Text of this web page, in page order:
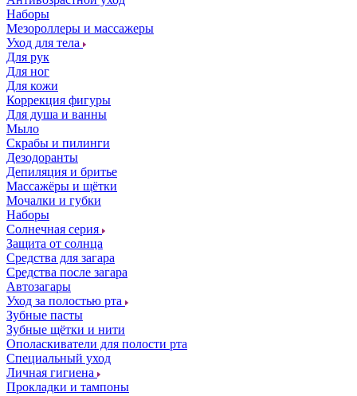
Наборы
Мезороллеры и массажеры
Уход для тела
Для рук
Для ног
Для кожи
Коррекция фигуры
Для душа и ванны
Мыло
Скрабы и пилинги
Дезодоранты
Депиляция и бритье
Массажёры и щётки
Мочалки и губки
Наборы
Солнечная серия
Защита от солнца
Средства для загара
Средства после загара
Автозагары
Уход за полостью рта
Зубные пасты
Зубные щётки и нити
Ополаскиватели для полости рта
Специальный уход
Личная гигиена
Прокладки и тампоны